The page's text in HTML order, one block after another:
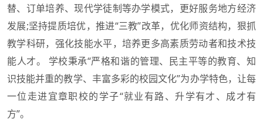
替、订单培养、现代学徒制等办学模式，更好服务地方经济
发展;坚持提质培优，推进“三教”改革，优化师资结构，狠抓
教学科研，强化技能水平，培养更多高素质劳动者和技术技
能人才。 学校秉承“严格和谐的管理、民主平等的教育、知
识技能并重的教学、丰富多彩的校园文化”为办学特色，让每
一位走进宜章职校的学子“就业有路、升学有才、成才有
方”。